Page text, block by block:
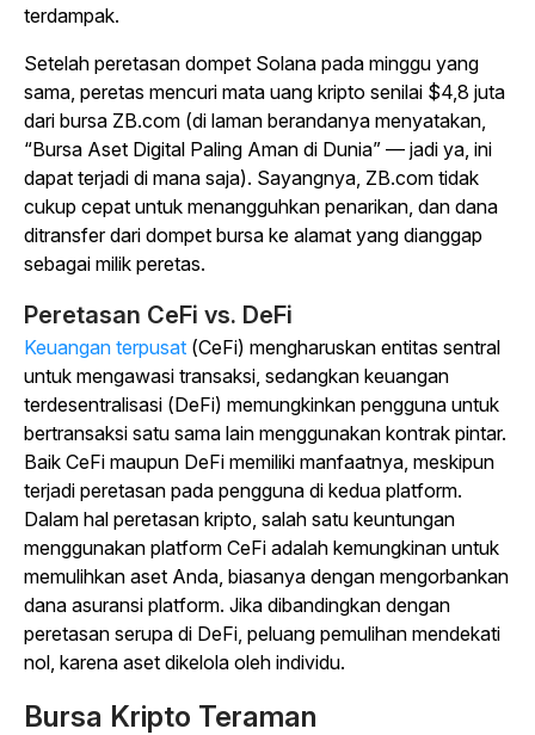
terdampak.
Setelah peretasan dompet Solana pada minggu yang
sama, peretas mencuri mata uang kripto senilai $4,8 juta
dari bursa ZB.com (di laman berandanya menyatakan,
“Bursa Aset Digital Paling Aman di Dunia” — jadi ya, ini
dapat terjadi di mana saja). Sayangnya, ZB.com tidak
cukup cepat untuk menangguhkan penarikan, dan dana
ditransfer dari dompet bursa ke alamat yang dianggap
sebagai milik peretas.
Peretasan CeFi vs. DeFi
Keuangan terpusat (CeFi) mengharuskan entitas sentral
untuk mengawasi transaksi, sedangkan keuangan
terdesentralisasi (DeFi) memungkinkan pengguna untuk
bertransaksi satu sama lain menggunakan kontrak pintar.
Baik CeFi maupun DeFi memiliki manfaatnya, meskipun
terjadi peretasan pada pengguna di kedua platform.
Dalam hal peretasan kripto, salah satu keuntungan
menggunakan platform CeFi adalah kemungkinan untuk
memulihkan aset Anda, biasanya dengan mengorbankan
dana asuransi platform. Jika dibandingkan dengan
peretasan serupa di DeFi, peluang pemulihan mendekati
nol, karena aset dikelola oleh individu.
Bursa Kripto Teraman